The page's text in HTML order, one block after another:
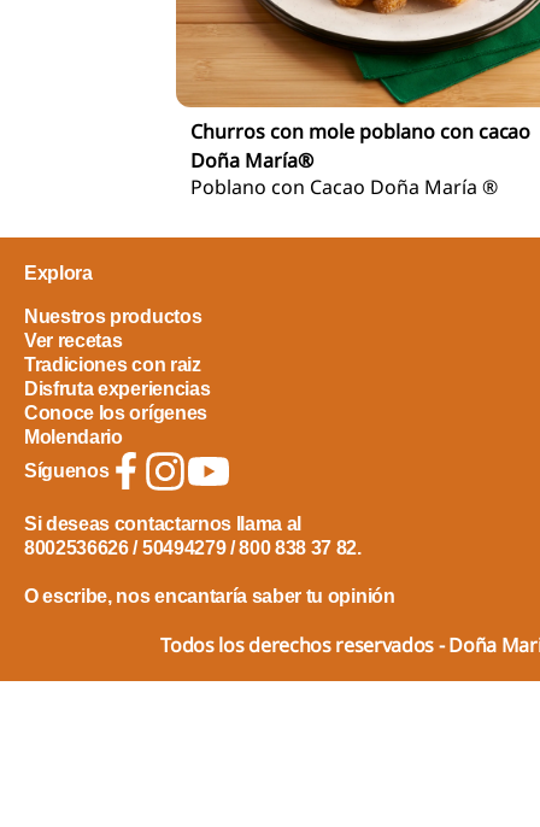
Churros con mole poblano con cacao
Doña María®
Poblano con Cacao Doña María ®
Explora
Nuestros productos
Ver recetas
Tradiciones con raiz
Disfruta experiencias
Conoce los orígenes
Molendario
Síguenos
Si deseas contactarnos llama al
8002536626 / 50494279 / 800 838 37 82.
O escribe, nos encantaría saber tu opinión
Todos los derechos reservados - Doña